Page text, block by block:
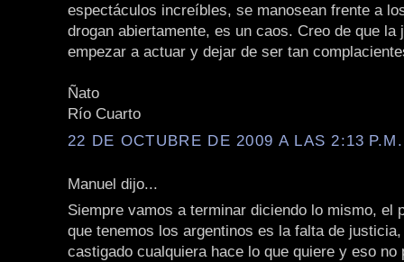
espectáculos increíbles, se manosean frente a
drogan abiertamente, es un caos. Creo de que la
empezar a actuar y dejar de ser tan
Ñato
Río Cuarto
22 DE OCTUBRE DE 2009 A LAS 2:13 P.M.
Manuel dijo...
Siempre vamos a terminar diciendo lo mismo, el
que tenemos los argentinos es la falta de
castigado cualquiera hace lo que quiere y eso no